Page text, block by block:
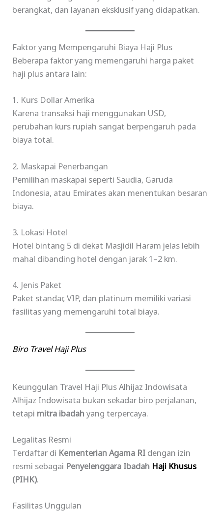
berangkat, dan layanan eksklusif yang didapatkan.
Faktor yang Mempengaruhi Biaya Haji Plus
Beberapa faktor yang memengaruhi harga paket
haji plus antara lain:
1. Kurs Dollar Amerika
Karena transaksi haji menggunakan USD,
perubahan kurs rupiah sangat berpengaruh pada
biaya total.
2. Maskapai Penerbangan
Pemilihan maskapai seperti Saudia, Garuda
Indonesia, atau Emirates akan menentukan besaran
biaya.
3. Lokasi Hotel
Hotel bintang 5 di dekat Masjidil Haram jelas lebih
mahal dibanding hotel dengan jarak 1–2 km.
4. Jenis Paket
Paket standar, VIP, dan platinum memiliki variasi
fasilitas yang memengaruhi total biaya.
Biro Travel Haji Plus
Keunggulan Travel Haji Plus Alhijaz Indowisata
Alhijaz Indowisata bukan sekadar biro perjalanan,
tetapi mitra ibadah yang terpercaya.
Legalitas Resmi
Terdaftar di Kementerian Agama RI dengan izin
resmi sebagai Penyelenggara Ibadah Haji Khusus
(PIHK).
Fasilitas Unggulan